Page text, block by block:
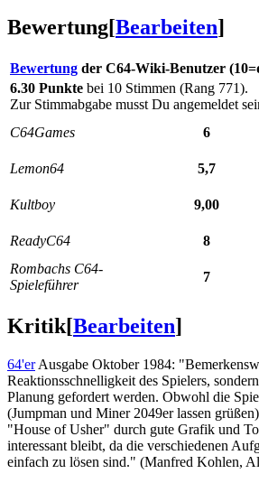
Bewertung[Bearbeiten]
Bewertung der C64-Wiki-Benutzer
6.30 Punkte bei 10 Stimmen (Rang 771).
Zur Stimmabgabe musst Du angemeldet
C64Games
6
Lemon64
5,7
Kultboy
9,00
ReadyC64
8
Rombachs C64-
Spieleführer
7
Kritik[Bearbeiten]
64'erAusgabe Oktober 1984:
Reaktionsschnelligkeit des Spielers,
Planung gefordert werden. Obwohl die
(Jumpman und Miner 2049er lassen
"House of Usher" durch gute Grafik und
interessant bleibt, da die verschiedenen
einfach zu lösen sind." (Manfred Kohlen,